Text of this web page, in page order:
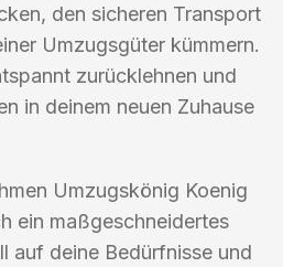
den sicheren Transport
Umzugsgüter kümmern.
zurücklehnen und
in deinem neuen Zuhause
Umzugskönig Koenig
ein maßgeschneidertes
auf deine Bedürfnisse und